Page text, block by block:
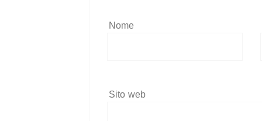
Nome
Sito web